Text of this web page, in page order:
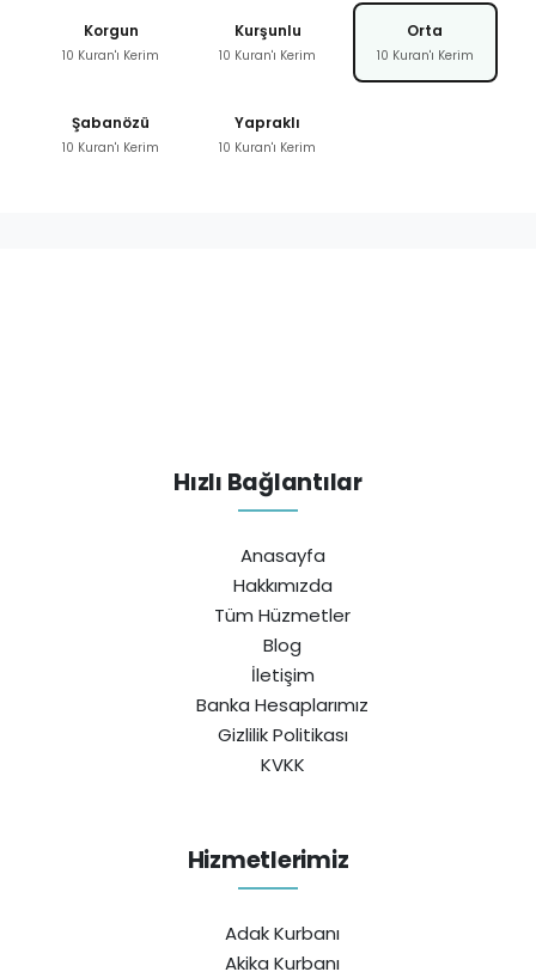
Korgun
10 Kuran'ı Kerim
Kurşunlu
10 Kuran'ı Kerim
Orta
10 Kuran'ı Kerim
Şabanözü
10 Kuran'ı Kerim
Yapraklı
10 Kuran'ı Kerim
Hızlı Bağlantılar
Anasayfa
Hakkımızda
Tüm Hüzmetler
Blog
İletişim
Banka Hesaplarımız
Gizlilik Politikası
KVKK
Hizmetlerimiz
Adak Kurbanı
Akika Kurbanı